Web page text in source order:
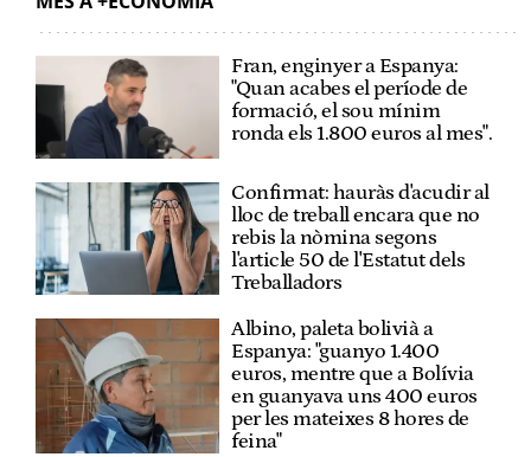
Fran, enginyer a Espanya:
"Quan acabes el període de
formació, el sou mínim
ronda els 1.800 euros al mes".
Confirmat: hauràs d'acudir al
lloc de treball encara que no
rebis la nòmina segons
l'article 50 de l'Estatut dels
Treballadors
Albino, paleta bolivià a
Espanya: "guanyo 1.400
euros, mentre que a Bolívia
en guanyava uns 400 euros
per les mateixes 8 hores de
feina"